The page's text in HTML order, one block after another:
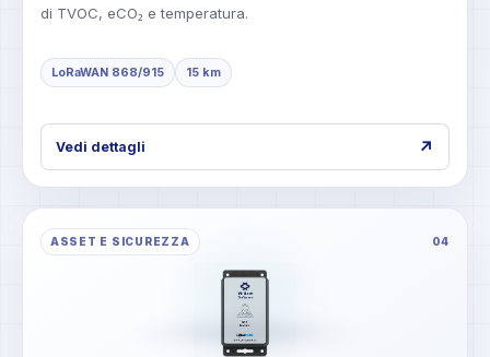
di TVOC, eCO₂ e temperatura.
LoRaWAN 868/915 15 km
Vedi dettagli ↗
ASSET E SICUREZZA 04